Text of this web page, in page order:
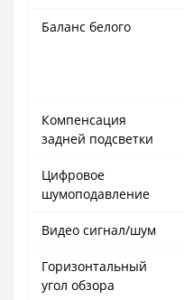
Баланс белого
Компенсация
задней подсветки
Цифровое
шумоподавление
Видео сигнал/шум
Горизонтальный
угол обзора